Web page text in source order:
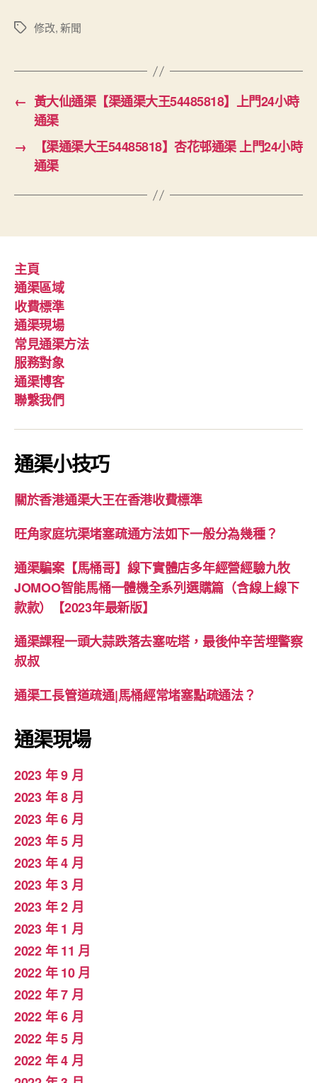
Tags修改,新聞
← 黃大仙通渠【渠通渠大王54485818】上門24小時
通渠
→
【渠通渠大王54485818】杏花邨通渠 上門24小時
通渠
主頁
通渠區域
收費標準
通渠現場
常見通渠方法
服務對象
通渠博客
聯繫我們
通渠小技巧
關於香港通渠大王在香港收費標準
旺角家庭坑渠堵塞疏通方法如下一般分為幾種？
通渠騙案【馬桶哥】線下實體店多年經營經驗九牧
JOMOO智能馬桶一體機全系列選購篇（含線上線下
款款）【2023年最新版】
通渠課程一頭大蒜跌落去塞咗塔，最後仲辛苦埋警察
叔叔
通渠工長管道疏通|馬桶經常堵塞點疏通法？
通渠現場
2023 年 9 月
2023 年 8 月
2023 年 6 月
2023 年 5 月
2023 年 4 月
2023 年 3 月
2023 年 2 月
2023 年 1 月
2022 年 11 月
2022 年 10 月
2022 年 7 月
2022 年 6 月
2022 年 5 月
2022 年 4 月